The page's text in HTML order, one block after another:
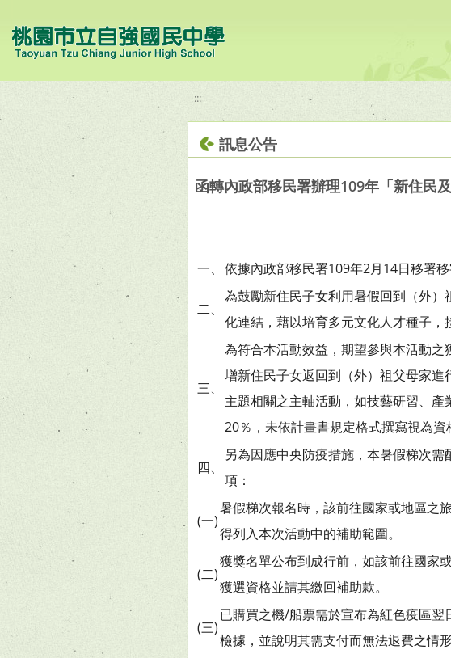
:::
訊息公告
函轉內政部移民署辦理109年「新住民
一、 依據內政部移民署109年2月14日移署
二、
為鼓勵新住民子女利用暑假回到（外
化連結，藉以培育多元文化人才種子，
三、
為符合本活動效益，期望參與本活動
增新住民子女返回到（外）祖父母家
主題相關之主軸活動，如技藝研習、
20％，未依計畫書規定格式撰寫視為資
四、
另為因應中央防疫措施，本暑假梯次
項：
(一)
暑假梯次報名時，該前往國家或地區之
得列入本次活動中的補助範圍。
(二)
獲獎名單公布到成行前，如該前往國家
獲選資格並請其繳回補助款。
(三)
已購買之機/船票需於宣布為紅色疫區
檢據，並說明其需支付而無法退費之情